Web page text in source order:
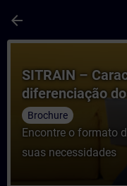
arrow_back
コース -
SITRAIN –
diferenciação
aprendizagem
Brochure
Encontre o formato
suas necessidades